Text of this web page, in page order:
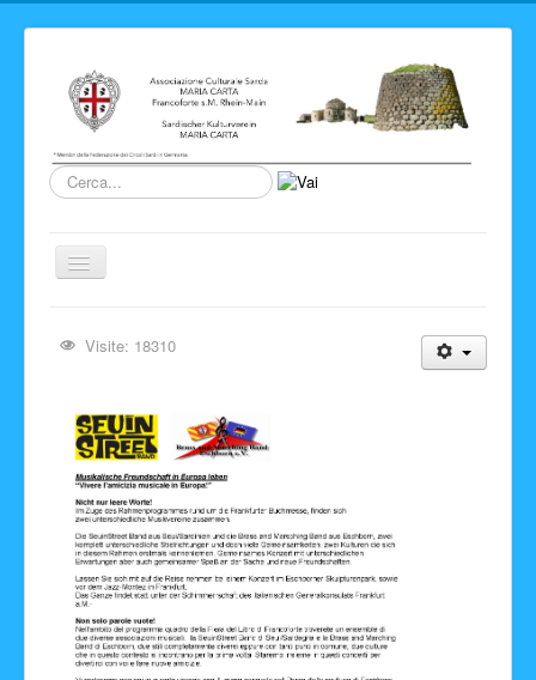
Cerca...
Cambia
Storia del Circolo
Sardegna
Info e link
Facebook
Visite: 18310